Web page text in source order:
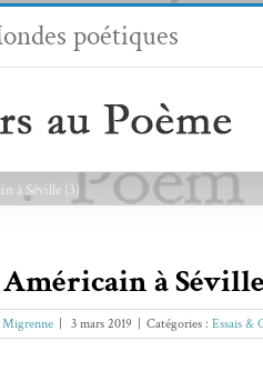
poétiques
à Séville (3)
à
Migrenne 3 mars 2019 Catégories : Essais &